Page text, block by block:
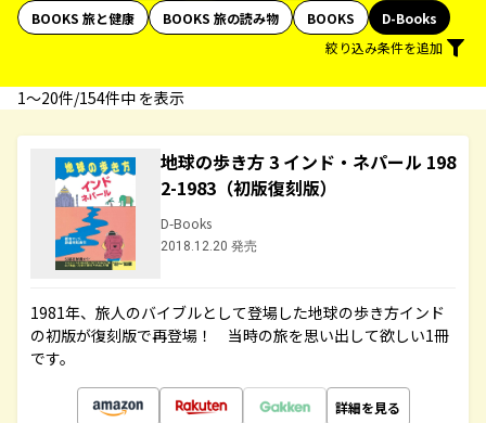
BOOKS 旅と健康
BOOKS 旅の読み物 BOOKS
D-Books
絞り込み条件を追加
1〜20件/154件中 を表示
地球の歩き方 3 インド・ネパール 198
2-1983（初版復刻版）
D-Books
2018.12.20 発売
1981年、旅人のバイブルとして登場した地球の歩き方インド
の初版が復刻版で再登場！ 当時の旅を思い出して欲しい1冊
です。
詳細を見る